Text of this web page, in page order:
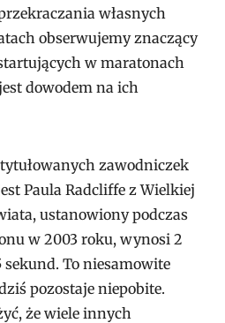
własnych
obserwujemy znaczący
w maratonach
dowodem na ich
zawodniczek
Paula Radcliffe z Wielkiej
ustanowiony podczas
w 2003 roku, wynosi 2
To niesamowite
pozostaje niepobite.
że wiele innych